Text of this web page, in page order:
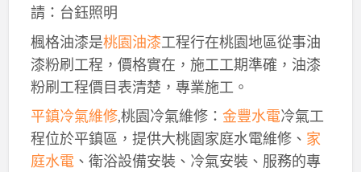
請：台鈺照明
楓格油漆是桃園油漆工程行在桃園地區從事油
漆粉刷工程，價格實在，施工工期準確，油漆
粉刷工程價目表清楚，專業施工。
平鎮冷氣維修,桃園冷氣維修： 金豐水電冷氣工
程位於平鎮區，提供大桃園家庭水電維修、 家
庭水電、衛浴設備安裝、冷氣安裝、服務的專